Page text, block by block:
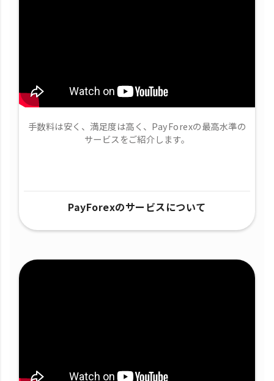
手数料は安く、満足度は高く、PayForexの最高水準の
サービスをご紹介します。
PayForexのサービスについて